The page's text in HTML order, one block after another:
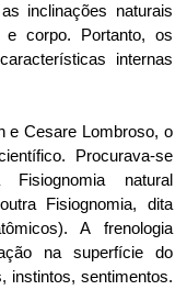
inclinações naturais
e corpo. Portanto, os
internas
e Cesare Lombroso, o
Procurava-se
natural
Fisiognomia, dita
A frenologia
na superfície do
instintos, sentimentos.